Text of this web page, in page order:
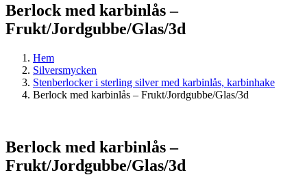
Berlock med karbinlås –
Frukt/Jordgubbe/Glas/3d
Hem
Silversmycken
Stenberlocker i sterling silver med karbinlås, karbinhake
Berlock med karbinlås – Frukt/Jordgubbe/Glas/3d
Berlock med karbinlås –
Frukt/Jordgubbe/Glas/3d